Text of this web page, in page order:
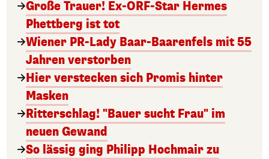
Große Trauer! Ex-ORF-Star Hermes
Phettberg ist tot
Wiener PR-Lady Baar-Baarenfels mit 55
Jahren verstorben
Hier verstecken sich Promis hinter
Masken
Ritterschlag! "Bauer sucht Frau" im
neuen Gewand
So lässig ging Philipp Hochmair zu